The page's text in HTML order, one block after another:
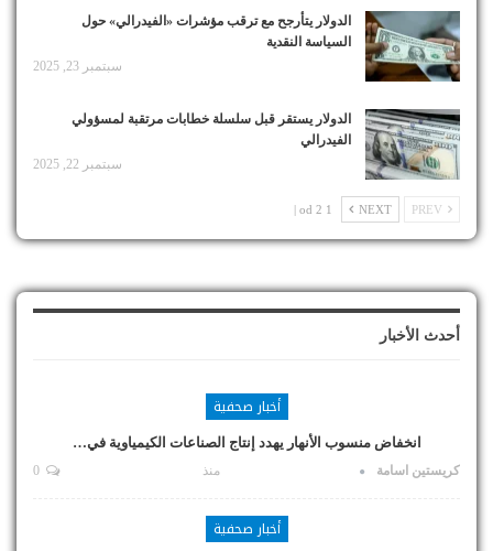
الدولار يتأرجح مع ترقب مؤشرات «الفيدرالي» حول
السياسة النقدية
سبتمبر 23, 2025
الدولار يستقر قبل سلسلة خطابات مرتقبة لمسؤولي
الفيدرالي
سبتمبر 22, 2025
NEXT
1 od 2 |
أحدث الأخبار
أخبار صحفية
انخفاض منسوب الأنهار يهدد إنتاج الصناعات الكيمياوية في…
كريستين اسامة منذ
أخبار صحفية